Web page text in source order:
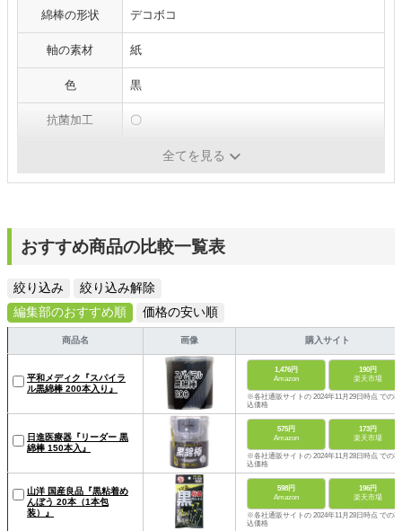
綿棒の形状 デコボコ
軸の素材 紙
色 黒
抗菌加工 〇
全てを見る
おすすめ商品の比較一覧表
絞り込み
絞り込み解除
編集部のおすすめ順
価格の安い順
商品名 画像 購入サイト
平和メディク『スパイラ
ル黒綿棒 200本入り』
1,476円
Amazon
190円
楽天市場
※各社通販サイトの 2024年11月29日時点 での税
込価格
日進医療器『リーダー 黒
綿棒 150本入』
575円
Amazon
173円
楽天市場
※各社通販サイトの 2024年11月28日時点 での税
込価格
山洋 国産良品『黒粘着め
んぼう 20本（1本包
装）』
598円
Amazon
196円
楽天市場
※各社通販サイトの 2024年11月28日時点 での税
込価格